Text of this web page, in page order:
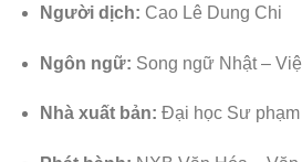
Người dịch: Cao Lê Dung Chi
Ngôn ngữ: Song ngữ Nhật –
Nhà xuất bản: Đại học Sư phạm